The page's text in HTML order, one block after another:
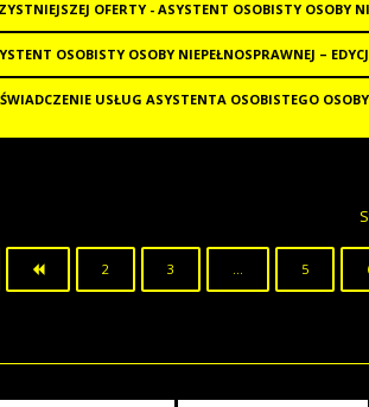
OFERTY - ASYSTENT OSOBISTY OSOBY
OSOBISTY OSOBY NIEPEŁNOSPRAWNEJ –
USŁUG ASYSTENTA OSOBISTEGO
2 3 ... 5